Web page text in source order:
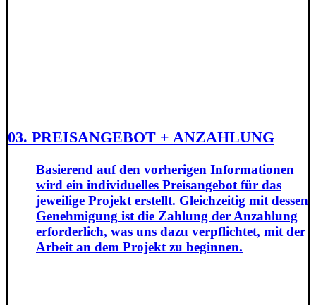
03. PREISANGEBOT + ANZAHLUNG
Basierend auf den vorherigen Informationen
wird ein individuelles Preisangebot für das
jeweilige Projekt erstellt. Gleichzeitig mit dessen
Genehmigung ist die Zahlung der Anzahlung
erforderlich, was uns dazu verpflichtet, mit der
Arbeit an dem Projekt zu beginnen.